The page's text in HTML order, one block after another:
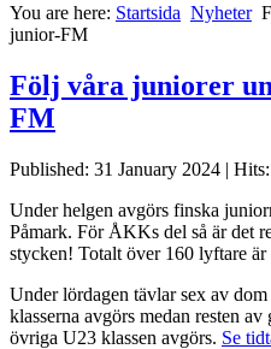
You are here: Startsida Nyheter
junior-FM
Följ våra juniorer
FM
Published: 31 January 2024 |
Under helgen avgörs finska
Påmark. För ÅKKs del så är det
stycken! Totalt över 160 lyftare
Under lördagen tävlar sex av
klasserna avgörs medan resten
övriga U23 klassen avgörs. Se